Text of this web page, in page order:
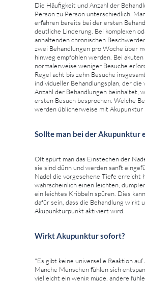
Die Häufigkeit und Anzahl der
Person zu Person unterschiedlich.
erfahren bereits bei der ersten
deutliche Linderung. Bei komplexen
anhaltenden chronischen
zwei Behandlungen pro Woche über
hinweg empfohlen werden. Bei
normalerweise weniger Besuche
Regel acht bis zehn Besuche
individueller Behandlungsplan, der die
Anzahl der Behandlungen beinhaltet,
ersten Besuch besprochen. Welche
werden üblicherweise mit Akupunktur
Sollte man bei der Akupunktur
Oft spürt man das Einstechen der
sie sind dünn und werden sanft
Nadel die vorgesehene Tiefe erreicht
wahrscheinlich einen leichten,
ein leichtes Kribbeln spüren. Dies
dafür sein, dass die Behandlung wirkt
Akupunkturpunkt aktiviert wird.
Wirkt Akupunktur sofort?
"Es gibt keine universelle Reaktion auf
Manche Menschen fühlen sich
vielleicht ein wenig müde, andere